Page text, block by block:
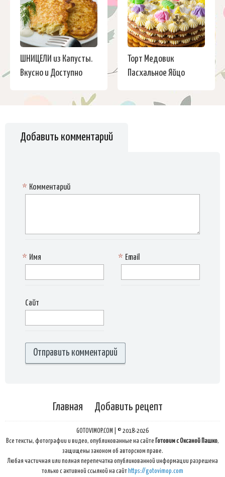
ШНИЦЕЛИ из Капусты.
Вкусно и Доступно
Торт Медовик
Пасхальное Яйцо
Добавить комментарий
Комментарий
*
Имя
* Email
*
Сайт
Главная Добавить рецепт
GOTOVIMOP.COM | © 2018-2026
Все тексты, фотографии и видео, опубликованные на сайте Готовим с Оксаной Пашко,
защищены законом об авторском праве.
Любая частичная или полная перепечатка опубликованной информации разрешена
только с активной ссылкой на сайт https://gotovimop.com